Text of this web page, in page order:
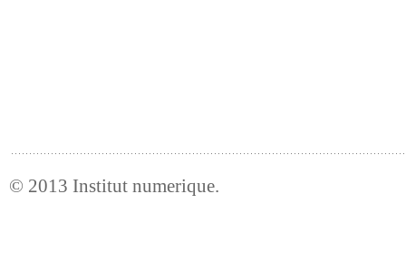
© 2013 Institut numerique.